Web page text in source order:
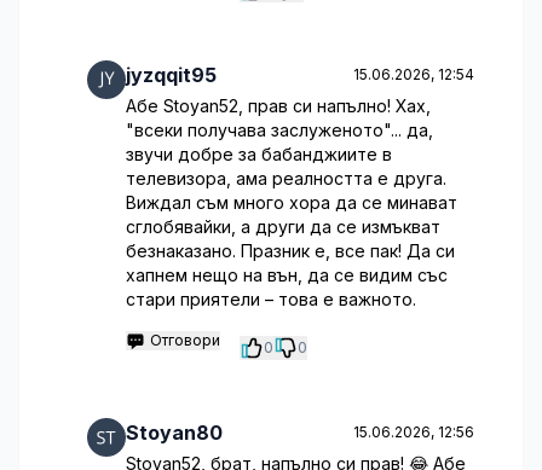
jyzqqit95 15.06.2026, 12:54
Абе Stoyan52, прав си напълно! Хах,
"всеки получава заслуженото"... да,
звучи добре за бабанджиите в
телевизора, ама реалността е друга.
Виждал съм много хора да се минават
сглобявайки, а други да се измъкват
безнаказано. Празник е, все пак! Да си
хапнем нещо на вън, да се видим със
стари приятели – това е важното.
Отговори 0 0
Stoyan80 15.06.2026, 12:56
Stoyan52, брат, напълно си прав! 😂 Абе